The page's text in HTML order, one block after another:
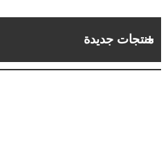
منتجات جديدة